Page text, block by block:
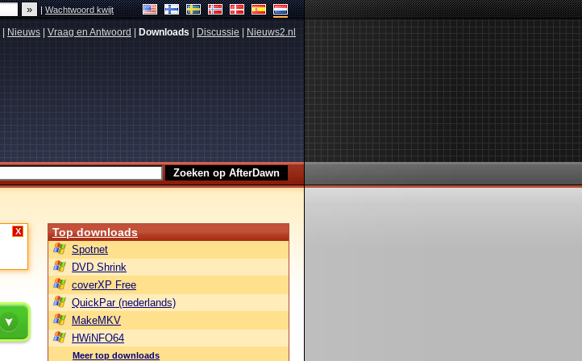
|Wachtwoord kwijt
Nieuws Vraag en Antwoord Downloads Discussie Nieuws2.nl
X Top downloads
Spotnet
DVD Shrink
coverXP Free
QuickPar (nederlands)
MakeMKV
HWiNFO64
Meer top downloads